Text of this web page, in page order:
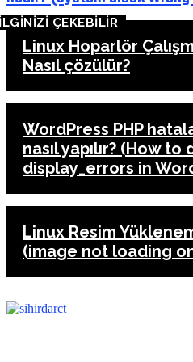
ÇEKEBİLİR
Linux Hoparlör
Nasıl çözülür?
WordPress PHP
nasıl yapılır? (How to
display_errors in
Linux Resim
(image not loading